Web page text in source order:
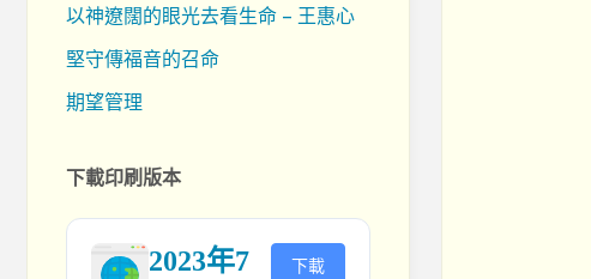
以神遼闊的眼光去看生命 – 王惠心
堅守傳福音的召命
期望管理
下載印刷版本
2023年7
下載